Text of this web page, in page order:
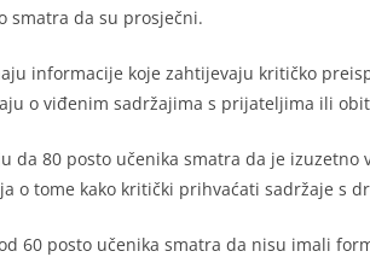
smatra da su prosječni.
informacije koje zahtijevaju kritičko
o viđenim sadržajima s prijateljima ili
da 80 posto učenika smatra da je
o tome kako kritički prihvaćati sadržaje s
60 posto učenika smatra da nisu imali